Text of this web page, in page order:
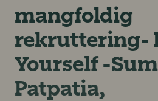
mangfoldig
rekruttering-
Yourself -
Patpatia,